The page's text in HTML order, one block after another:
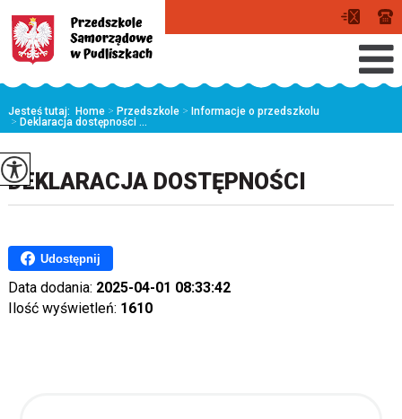
Jesteś tutaj: Home > Przedszkole > Informacje o przedszkolu
> Deklaracja dostępności ...
DEKLARACJA DOSTĘPNOŚCI
Udostępnij
Data dodania: 2025-04-01 08:33:42
Ilość wyświetleń: 1610